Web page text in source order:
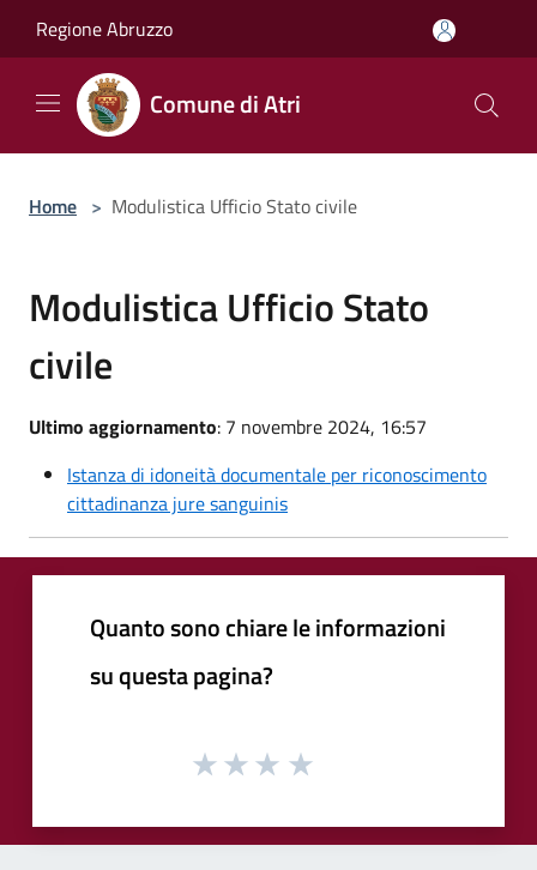
Regione Abruzzo
Comune di Atri
Home > Modulistica Ufficio Stato civile
Modulistica Ufficio Stato
civile
Ultimo aggiornamento: 7 novembre 2024, 16:57
Istanza di idoneità documentale per riconoscimento
cittadinanza jure sanguinis
Quanto sono chiare le informazioni
su questa pagina?